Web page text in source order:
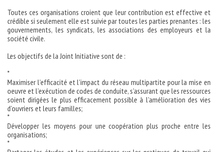
Toutes ces organisations croient que leur contribution est effective et
crédible si seulement elle est suivie par toutes les parties prenantes : les
gouvernements, les syndicats, les associations des employeurs et la
société civile.
Les objectifs de la Joint Initiative sont de :
*
Maximiser l’efficacité et l’impact du réseau multipartite pour la mise en
oeuvre et l’exécution de codes de conduite, s’assurant que les ressources
soient dirigées le plus efficacement possible à l’amélioration des vies
d’ouvriers et leurs familles;
*
Développer les moyens pour une coopération plus proche entre les
organisations;
*